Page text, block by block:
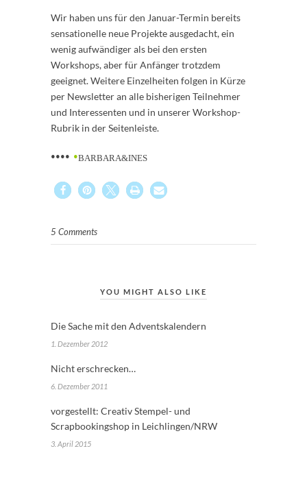
Wir haben uns für den Januar-Termin bereits
sensationelle neue Projekte ausgedacht, ein
wenig aufwändiger als bei den ersten
Workshops, aber für Anfänger trotzdem
geeignet. Weitere Einzelheiten folgen in Kürze
per Newsletter an alle bisherigen Teilnehmer
und Interessenten und in unserer Workshop-
Rubrik in der Seitenleiste.
•••• •BARBARA&INES
5 Comments
YOU MIGHT ALSO LIKE
Die Sache mit den Adventskalendern
1. Dezember 2012
Nicht erschrecken…
6. Dezember 2011
vorgestellt: Creativ Stempel- und
Scrapbookingshop in Leichlingen/NRW
3. April 2015